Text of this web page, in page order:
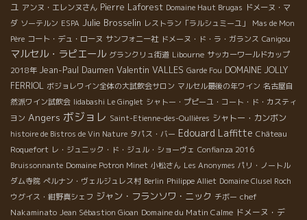
ユ アンヌ・エレンヌさん Pierre Laforest Domaine Haut Brugas ドメーヌ・マ
ダ ソーテルン ESPA Julie Brosselin レストラン「ラルシュミーユ」
Mas de Mon
Père コート・デュ・ローヌ サンフォニー社 ドメーヌ・ド・ラ・ガランス Canigou
マルセル・ラピエール グランクリュ街道 Libourne サッカーワールドカップ
2018年 Jean-Paul Daumen Valentin VALLES Garde Fou DOMAINE JOLLY
FERRIOL ボジョレワイン全体の大試飲会サロン マルセル最後の年ワイン 名古屋自
然派ワイン試飲会 Iidabashi Le Ginglet シャトー・プピーユ・コート・ド・カスティ
ヨン Angers ボジョレ Saint-Etienne-des-Oullières シャトー・カンボン
histoire de Bistros de Vin Nature タパス・バー Edouard Laffitte Château
Roquefort レ・ジュニック・ド・ジュル・ショーヴェ Confianza 2016
Bruissonnante Domaine Potron Minet 小松さん Les Anonymes パリ・ノートル
ダム寺院 ぺルナン・ヴェルジュレス村 Berlin Philippe Alliet Domaine Clusel Roch
ウグイス・紺野真シェフ ジャン・フランソワ・ニック チボー chef
Nakaminato Jean Sébastion Gioan Domaine du Matin Calme ドメーヌ・デ